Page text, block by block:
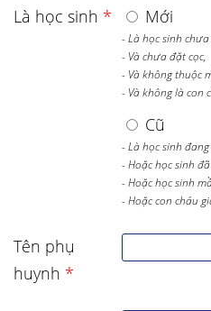
Là học sinh * Mới
- Là học sinh
- Và chưa đặt cọc,
- Và không thuộc
- Và không là con
Cũ
- Là học sinh
- Hoặc học sinh
- Hoặc học sinh
- Hoặc con cháu
Tên phụ
huynh *